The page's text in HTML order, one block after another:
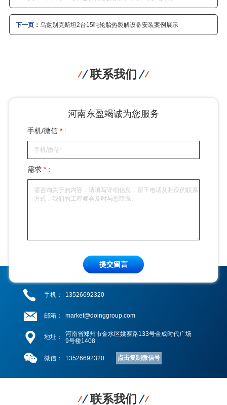
下一页： 乌兹别克斯坦2台15吨轮胎热裂解设备安装案例展示
联系我们
河南东盈竭诚为您服务
手机/微信* :
需求* :
提交留言
手机： 13526692320
邮箱： market@doinggroup.com
地址：
河南省郑州市金水区姚寨路133号金成时代广场
9号楼1408
微信： 13526692320 点击复制微信号
联系我们